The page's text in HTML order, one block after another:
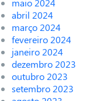
maio 2024
abril 2024
março 2024
fevereiro 2024
janeiro 2024
dezembro 2023
outubro 2023
setembro 2023